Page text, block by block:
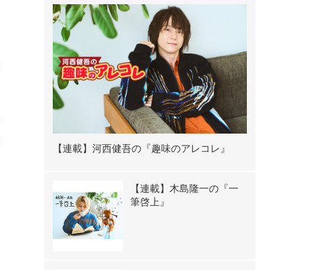
【連載】河西健吾の『趣味のアレコレ』
【連載】木島隆一の『一
筆啓上』